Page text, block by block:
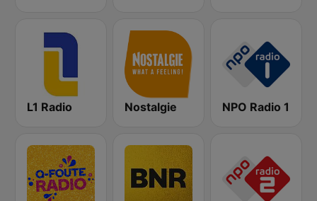
L1 Radio Nostalgie NPO Radio 1